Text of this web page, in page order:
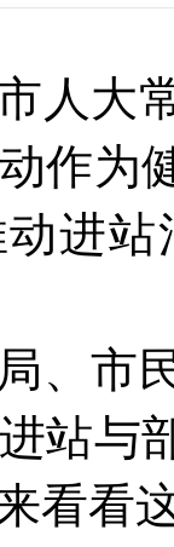
人大
作为
进站
、市
站与
看看